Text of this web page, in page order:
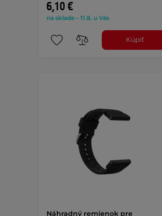
6,10 €
na sklade – 11.8. u Vás
Kúpiť
Náhradný remienok pre